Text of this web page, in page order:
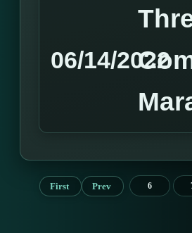
06/14/2022
First Prev 6